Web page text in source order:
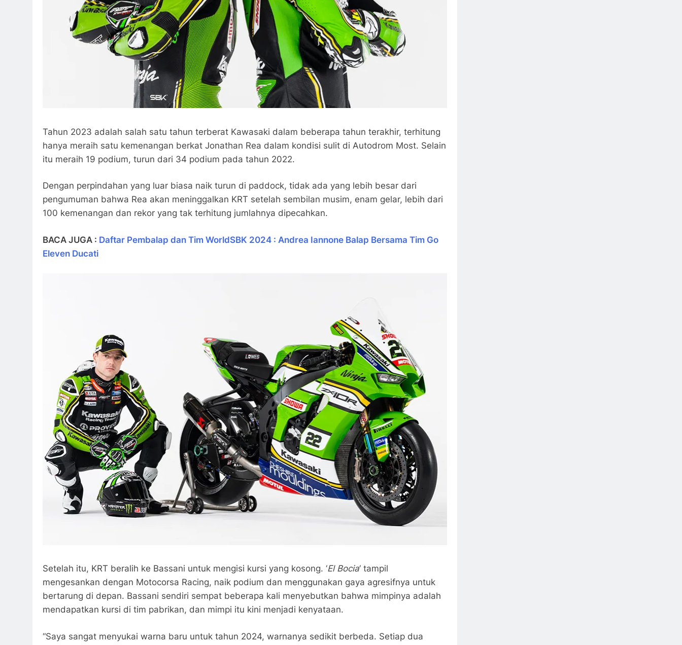
Tahun 2023 adalah salah satu tahun terberat Kawasaki dalam beberapa tahun terakhir, terhitung
hanya meraih satu kemenangan berkat Jonathan Rea dalam kondisi sulit di Autodrom Most. Selain
itu meraih 19 podium, turun dari 34 podium pada tahun 2022.
Dengan perpindahan yang luar biasa naik turun di paddock, tidak ada yang lebih besar dari
pengumuman bahwa Rea akan meninggalkan KRT setelah sembilan musim, enam gelar, lebih dari
100 kemenangan dan rekor yang tak terhitung jumlahnya dipecahkan.
BACA JUGA : Daftar Pembalap dan Tim WorldSBK 2024 : Andrea Iannone Balap Bersama Tim Go
Eleven Ducati
Setelah itu, KRT beralih ke Bassani untuk mengisi kursi yang kosong. ‘El Bocia‘ tampil
mengesankan dengan Motocorsa Racing, naik podium dan menggunakan gaya agresifnya untuk
bertarung di depan. Bassani sendiri sempat beberapa kali menyebutkan bahwa mimpinya adalah
mendapatkan kursi di tim pabrikan, dan mimpi itu kini menjadi kenyataan.
“Saya sangat menyukai warna baru untuk tahun 2024, warnanya sedikit berbeda. Setiap dua